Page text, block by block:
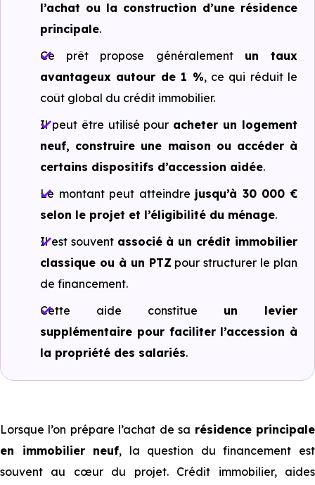
Financer
l’achat ou la construction d’une résidence
principale.
Ce prêt propose généralement un taux
avantageux autour de 1 %, ce qui réduit le
coût global du crédit immobilier.
Il peut être utilisé pour acheter un logement
neuf, construire une maison ou accéder à
certains dispositifs d’accession aidée.
Le montant peut atteindre jusqu’à 30 000 €
selon le projet et l’éligibilité du ménage.
Il est souvent associé à un crédit immobilier
classique ou à un PTZ pour structurer le plan
de financement.
Cette aide constitue un levier
supplémentaire pour faciliter l’accession à
la propriété des salariés.
Lorsque l’on prépare l’achat de sa résidence principale
en immobilier neuf, la question du financement est
souvent au cœur du projet. Crédit immobilier, aides